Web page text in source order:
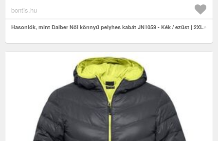
bontis.hu
Hasonlók, mint Daiber Női könnyű pelyhes kabát JN1059 - Kék / ezüst | 2XL